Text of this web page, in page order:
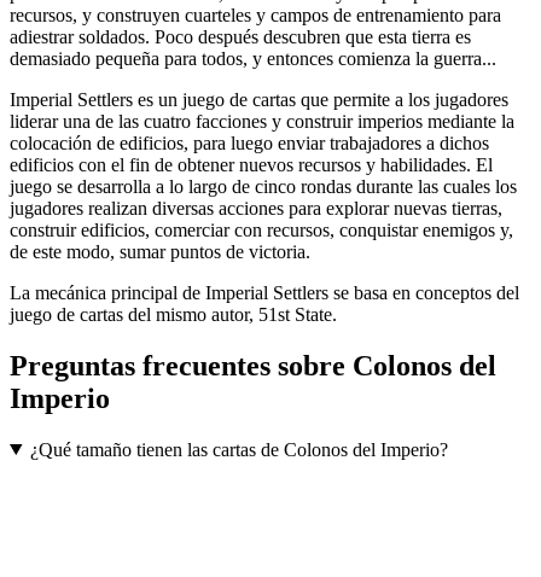
recursos, y construyen cuarteles y campos de entrenamiento para
adiestrar soldados. Poco después descubren que esta tierra es
demasiado pequeña para todos, y entonces comienza la guerra...
Imperial Settlers es un juego de cartas que permite a los jugadores
liderar una de las cuatro facciones y construir imperios mediante la
colocación de edificios, para luego enviar trabajadores a dichos
edificios con el fin de obtener nuevos recursos y habilidades. El
juego se desarrolla a lo largo de cinco rondas durante las cuales los
jugadores realizan diversas acciones para explorar nuevas tierras,
construir edificios, comerciar con recursos, conquistar enemigos y,
de este modo, sumar puntos de victoria.
La mecánica principal de Imperial Settlers se basa en conceptos del
juego de cartas del mismo autor, 51st State.
Preguntas frecuentes sobre Colonos del
Imperio
¿Qué tamaño tienen las cartas de Colonos del Imperio?